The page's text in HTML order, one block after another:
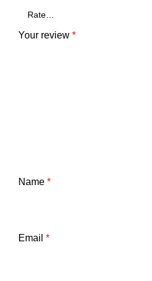
Your review *
Name *
Email *